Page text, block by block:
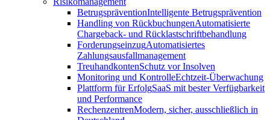
BetrugspräventionIntelligente Betrugsprävention
Handling von RückbuchungenAutomatisierte
Chargeback- und Rücklastschriftbehandlung
ForderungseinzugAutomatisiertes
Zahlungsausfallmanagement
TreuhandkontenSchutz vor Insolven
Monitoring und KontrolleEchtzeit-Überwachung
Plattform für ErfolgSaaS mit bester Verfügbarkeit
und Performance
RechenzentrenModern, sicher, ausschließlich in